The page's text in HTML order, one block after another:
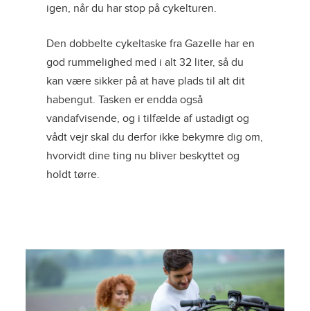
igen, når du har stop på cykelturen.
Den dobbelte cykeltaske fra Gazelle har en
god rummelighed med i alt 32 liter, så du
kan være sikker på at have plads til alt dit
habengut. Tasken er endda også
vandafvisende, og i tilfælde af ustadigt og
vådt vejr skal du derfor ikke bekymre dig om,
hvorvidt dine ting nu bliver beskyttet og
holdt tørre.